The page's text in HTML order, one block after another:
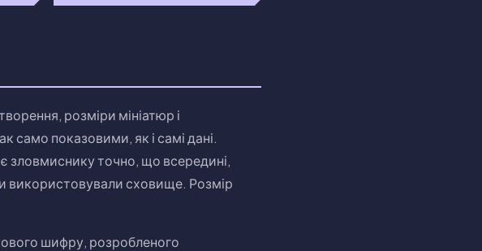
розміри мініатюр і
показовими, як і самі дані.
зловмиснику точно, що всередині,
використовували сховище. Розмір
шифру, розробленого